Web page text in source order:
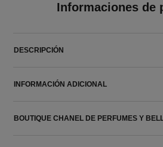
Informaciones de
DESCRIPCIÓN
INFORMACIÓN ADICIONAL
BOUTIQUE CHANEL DE PERFUMES Y